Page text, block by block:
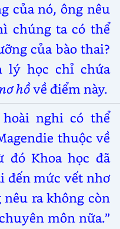
của nó, ông nêu
chúng ta có thể
của bào thai?
lý học chỉ chứa
hồvề điểm này.
hoài nghi có thể
thuộc về
đó Khoa học đã
đến mức vết nhơ
ra không còn
môn nữa.”